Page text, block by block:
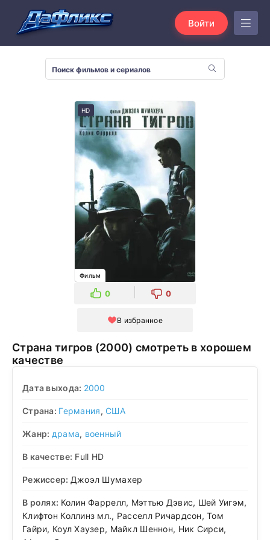
Войти
HD
Фильм
0 0
В избранное
Страна тигров (2000) смотреть в хорошем
качестве
Дата выхода: 2000
Страна: Германия,США
Жанр: драма, военный
В качестве: Full HD
Режиссер: Джоэл Шумахер
В ролях: Колин Фаррелл, Мэттью Дэвис, Шей Уигэм,
Клифтон Коллинз мл., Расселл Ричардсон, Том
Гайри, Коул Хаузер, Майкл Шеннон, Ник Сирси,